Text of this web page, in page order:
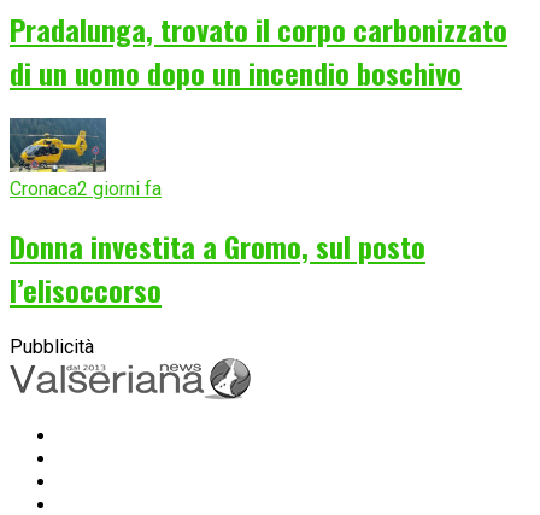
Pradalunga, trovato il corpo carbonizzato
di un uomo dopo un incendio boschivo
Cronaca2 giorni fa
Donna investita a Gromo, sul posto
l’elisoccorso
Pubblicità